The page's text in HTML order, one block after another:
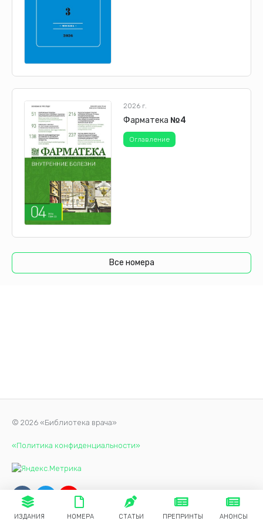
2026 г.
Фарматека №4
Оглавление
Все номера
© 2026 «Библиотека врача»
«Политика конфиденциальности»
ИЗДАНИЯ НОМЕРА СТАТЬИ ПРЕПРИНТЫ АНОНСЫ